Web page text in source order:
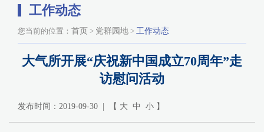
工作动态
您当前的位置： 首页 > 党群园地 > 工作动态
大气所开展“庆祝新中国成立70周年”走
访慰问活动
发布时间：2019-09-30 | 【 大 中 小 】